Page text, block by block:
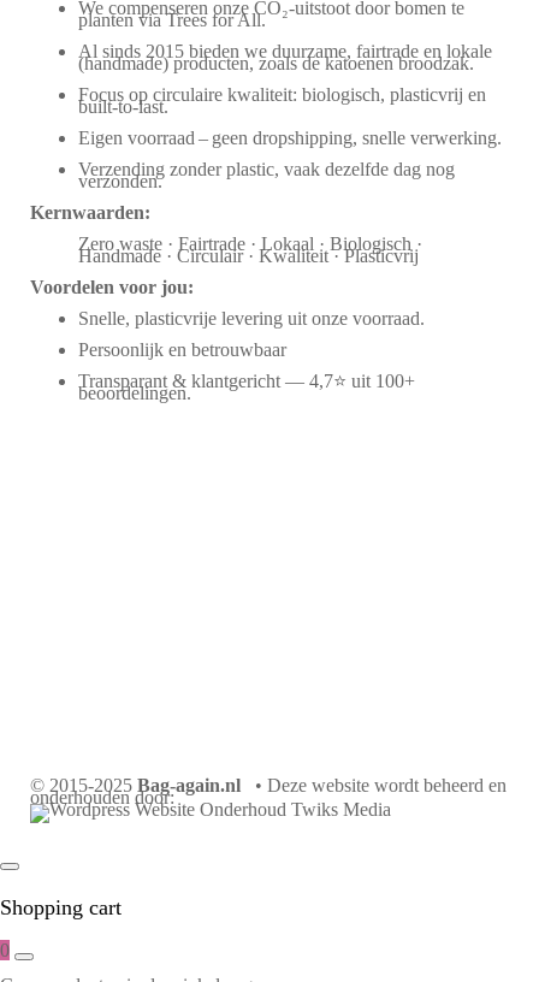
We compenseren onze CO₂-uitstoot door bomen te
planten via Trees for All.
Al sinds 2015 bieden we duurzame, fairtrade en lokale
(handmade) producten, zoals de katoenen broodzak.
Focus op circulaire kwaliteit: biologisch, plasticvrij en
built-to-last.
Eigen voorraad – geen dropshipping, snelle verwerking.
Verzending zonder plastic, vaak dezelfde dag nog
verzonden.
Kernwaarden:
Zero waste · Fairtrade · Lokaal · Biologisch ·
Handmade · Circulair · Kwaliteit · Plasticvrij
Voordelen voor jou:
Snelle, plasticvrije levering uit onze voorraad.
Persoonlijk en betrouwbaar
Transparant & klantgericht — 4,7⭐ uit 100+
beoordelingen.
© 2015-2025 Bag-again.nl • Deze website wordt beheerd en
onderhouden door:
Shopping cart
0